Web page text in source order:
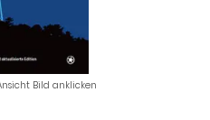
Bild anklicken